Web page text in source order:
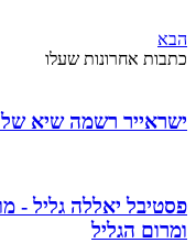
הבא
כתבות אחרונות שעלו
ישראייר רשמה שיא של 90 טיסות ביום אחד
פסטיבל יאללה גליל -
ומרום הגליל